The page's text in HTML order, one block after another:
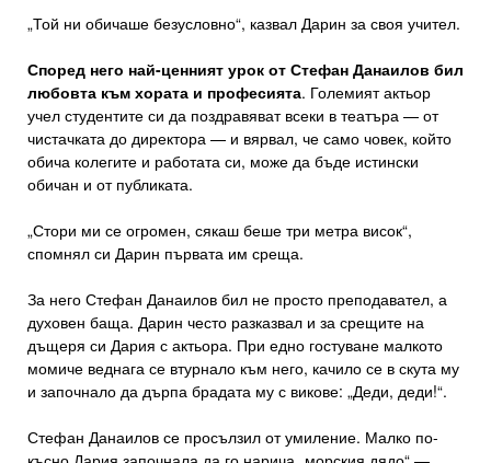
„Той ни обичаше безусловно“, казвал Дарин за своя учител.
Според него най-ценният урок от Стефан Данаилов бил
любовта към хората и професията. Големият актьор
учел студентите си да поздравяват всеки в театъра — от
чистачката до директора — и вярвал, че само човек, който
обича колегите и работата си, може да бъде истински
обичан и от публиката.
„Стори ми се огромен, сякаш беше три метра висок“,
спомнял си Дарин първата им среща.
За него Стефан Данаилов бил не просто преподавател, а
духовен баща. Дарин често разказвал и за срещите на
дъщеря си Дария с актьора. При едно гостуване малкото
момиче веднага се втурнало към него, качило се в скута му
и започнало да дърпа брадата му с викове: „Деди, деди!“.
Стефан Данаилов се просълзил от умиление. Малко по-